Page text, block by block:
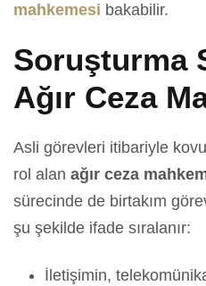
mahkemesi bakabilir.
Soruşturma
Ağır Ceza
Asli görevleri itibariyle
rol alan ağır ceza
sürecinde de birtakım
şu şekilde ifade sıralanır:
İletişimin,